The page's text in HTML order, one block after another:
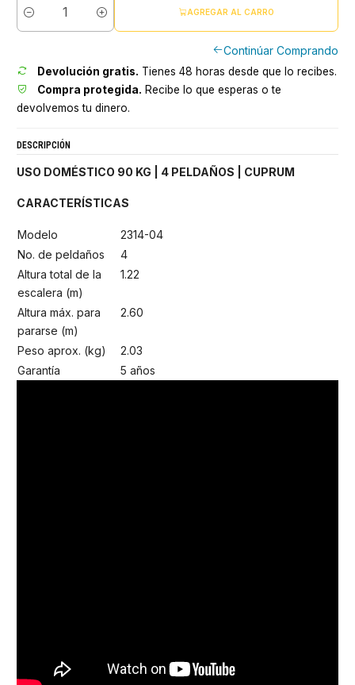
Cantidad
AGREGAR AL CARRO
Continúar Comprando
Devolución gratis. Tienes 48 horas desde que lo recibes.
Compra protegida. Recibe lo que esperas o te
devolvemos tu dinero.
DESCRIPCIÓN
USO DOMÉSTICO 90 KG | 4 PELDAÑOS | CUPRUM
CARACTERÍSTICAS
Modelo
2314-04
No. de peldaños
4
Altura total de la
escalera (m)
1.22
Altura máx. para
pararse (m)
2.60
Peso aprox. (kg)
2.03
Garantía
5 años